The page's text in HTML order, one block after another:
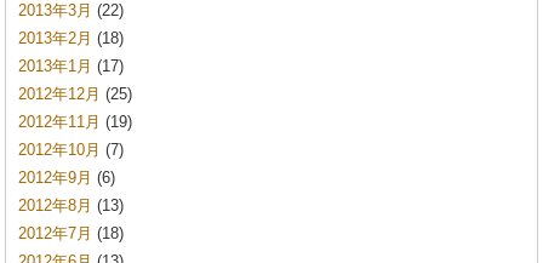
2013年3月 (22)
2013年2月 (18)
2013年1月 (17)
2012年12月 (25)
2012年11月 (19)
2012年10月 (7)
2012年9月 (6)
2012年8月 (13)
2012年7月 (18)